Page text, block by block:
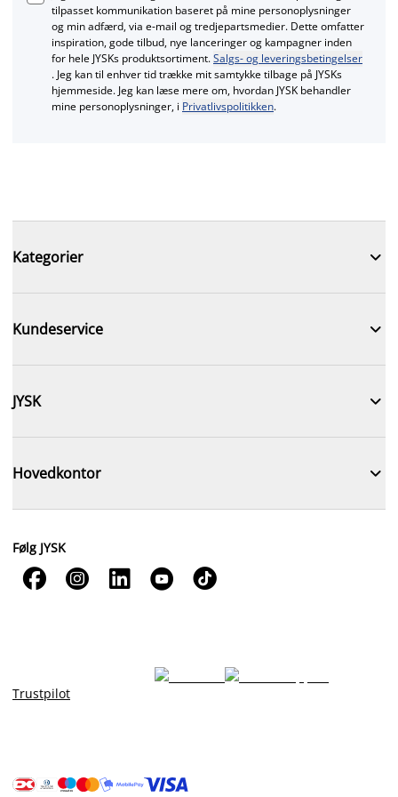
tilpasset kommunikation baseret på mine personoplysninger
og min adfærd, via e‑mail og tredjepartsmedier. Dette omfatter
inspiration, gode tilbud, nye lanceringer og kampagner inden
for hele JYSKs produktsortiment.Salgs- og leveringsbetingelser
. Jeg kan til enhver tid trække mit samtykke tilbage på JYSKs
hjemmeside. Jeg kan læse mere om, hvordan JYSK behandler
mine personoplysninger, i Privatlivspolitikken.
Kategorier 
Kundeservice 
JYSK 
Hovedkontor 
Følg JYSK
    
Trustpilot